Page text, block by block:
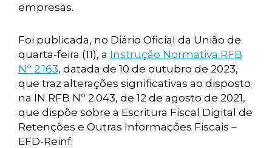
empresas.
Foi publicada, no Diário Oficial da União de
quarta-feira (11), a Instrução Normativa RFB
Nº 2.163, datada de 10 de outubro de 2023,
que traz alterações significativas ao disposto
na IN RFB Nº 2.043, de 12 de agosto de 2021,
que dispõe sobre a Escritura Fiscal Digital de
Retenções e Outras Informações Fiscais –
EFD-Reinf.